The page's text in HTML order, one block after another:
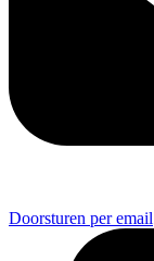
Doorsturen per email